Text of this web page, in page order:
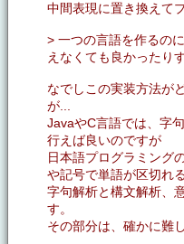
中間表現に置き換えて
> 一つの言語を作るの
えなくても良かったり
なでしこの実装方法が
が...
JavaやC言語では、字
行えば良いのですが
日本語プログラミング
や記号で単語が区切れ
字句解析と構文解析、
す。
その部分は、確かに難